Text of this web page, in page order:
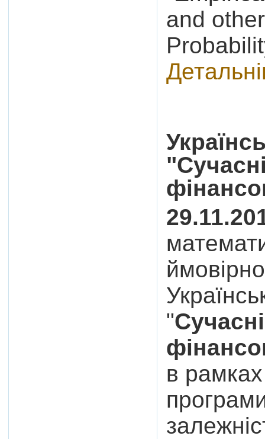
and
"
в рамках